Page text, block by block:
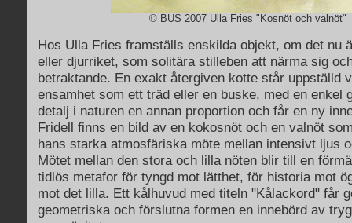
© BUS 2007 Ulla Fries "Kosnöt och valnöt"
Hos Ulla Fries framställs enskilda objekt, om det nu
eller djurriket, som solitära stilleben att närma sig
betraktande. En exakt återgiven kotte står uppställd
ensamhet som ett träd eller en buske, med en enkel
detalj i naturen en annan proportion och får en ny
Fridell finns en bild av en kokosnöt och en valnöt
hans starka atmosfäriska möte mellan intensivt ljus
Mötet mellan den stora och lilla nöten blir till en
tidlös metafor för tyngd mot lätthet, för historia mot
mot det lilla. Ett kålhuvud med titeln "Kålackord" får
geometriska och förslutna formen en innebörd av